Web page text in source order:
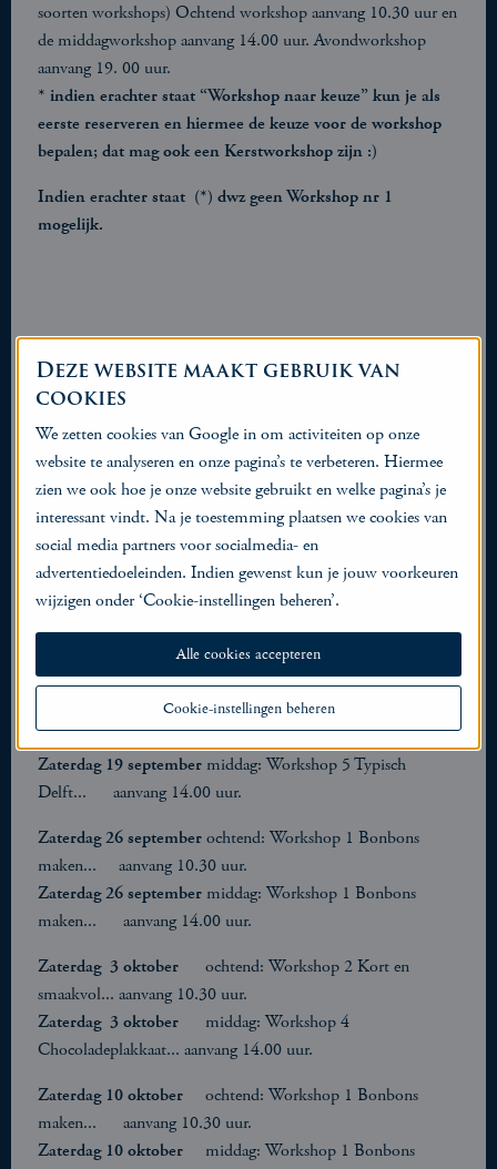
soorten workshops) Ochtend workshop aanvang 10.30 uur en
de middagworkshop aanvang 14.00 uur. Avondworkshop
aanvang 19. 00 uur.
* indien erachter staat “Workshop naar keuze” kun je als
eerste reserveren en hiermee de keuze voor de workshop
bepalen; dat mag ook een Kerstworkshop zijn :)
Indien erachter staat (*) dwz geen Workshop nr 1
mogelijk.
De nieuwe workshop datums voor het najaar online!!!
Zaterdag 29 augustus
ochtend: Workshop 1 Bonbons
maken... aanvang 10.30 uur.
VOL!!
Zaterdag 29 augustus
middag: Workshop 4
Chocoladeplakkaat... aanvang 14.00 uur.
Zaterdag 12 septemberochtend: Workshop 5 Typisch
Delft... aanvang 10.30 uurVOL!!
Zaterdag 12 septembermiddag: Workshop 5 Typisch
Delft... aanvang 14.00 uur.
Zaterdag 19 septemberochtend: Workshop 1 Bonbons
maken... aanvang 10.30 uur.VOL!!
Zaterdag 19 september middag: Workshop 5 Typisch
Delft... aanvang 14.00 uur.
Zaterdag 26 septemberochtend: Workshop 1 Bonbons
maken... aanvang 10.30 uur.
Zaterdag 26 september middag: Workshop 1 Bonbons
maken... aanvang 14.00 uur.
Zaterdag 3 oktober ochtend: Workshop 2 Kort en
smaakvol... aanvang 10.30 uur.
Zaterdag 3 oktober middag: Workshop 4
Chocoladeplakkaat... aanvang 14.00 uur.
Zaterdag 10 oktober ochtend: Workshop 1 Bonbons
maken... aanvang 10.30 uur.
Zaterdag 10 oktober
middag: Workshop 1 Bonbons
Deze website maakt gebruik van
cookies
We zetten cookies van Google in om activiteiten op onze
website te analyseren en onze pagina’s te verbeteren. Hiermee
zien we ook hoe je onze website gebruikt en welke pagina’s je
interessant vindt. Na je toestemming plaatsen we cookies van
social media partners voor socialmedia- en
advertentiedoeleinden. Indien gewenst kun je jouw voorkeuren
wijzigen onder ‘Cookie-instellingen beheren’.
Alle cookies accepteren
Cookie-instellingen beheren